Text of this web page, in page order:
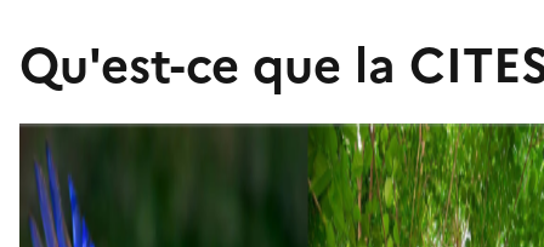
Qu'est-ce que la